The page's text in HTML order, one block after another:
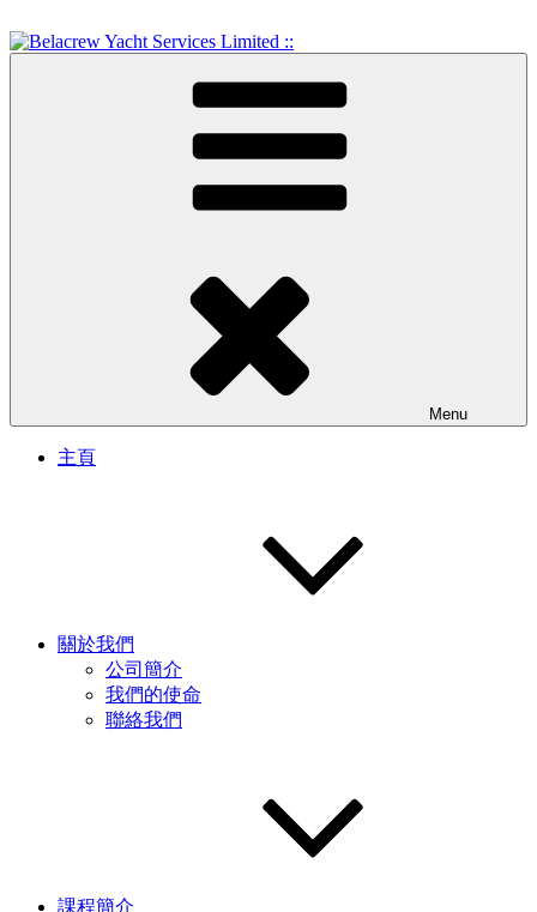
to
content
Belacrew Yacht Services
Crew Training and Yacht Service
Menu
主頁
關於我們
公司簡介
我們的使命
聯絡我們
課程簡介